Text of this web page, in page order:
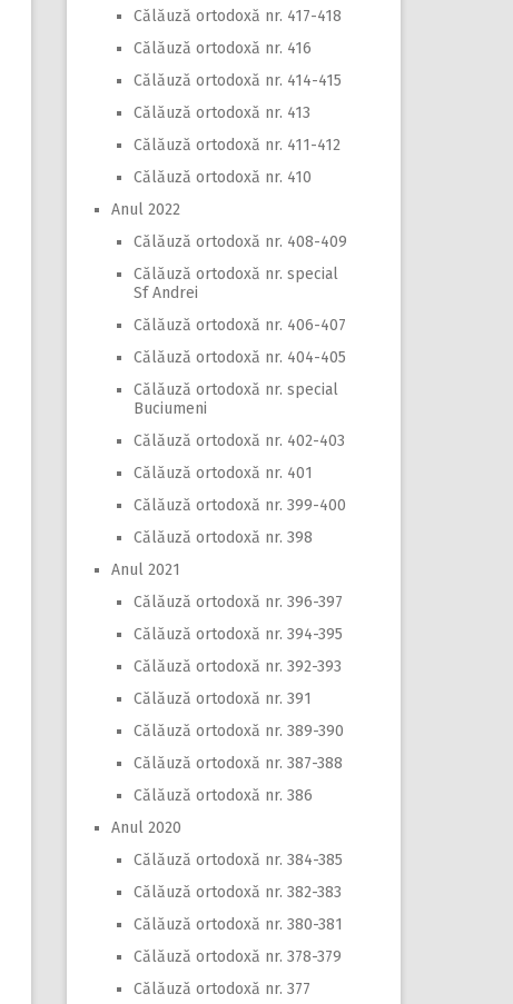
Călăuză ortodoxă nr. 417-418
Călăuză ortodoxă nr. 416
Călăuză ortodoxă nr. 414-415
Călăuză ortodoxă nr. 413
Călăuză ortodoxă nr. 411-412
Călăuză ortodoxă nr. 410
Anul 2022
Călăuză ortodoxă nr. 408-409
Călăuză ortodoxă nr. special
Sf Andrei
Călăuză ortodoxă nr. 406-407
Călăuză ortodoxă nr. 404-405
Călăuză ortodoxă nr. special
Buciumeni
Călăuză ortodoxă nr. 402-403
Călăuză ortodoxă nr. 401
Călăuză ortodoxă nr. 399-400
Călăuză ortodoxă nr. 398
Anul 2021
Călăuză ortodoxă nr. 396-397
Călăuză ortodoxă nr. 394-395
Călăuză ortodoxă nr. 392-393
Călăuză ortodoxă nr. 391
Călăuză ortodoxă nr. 389-390
Călăuză ortodoxă nr. 387-388
Călăuză ortodoxă nr. 386
Anul 2020
Călăuză ortodoxă nr. 384-385
Călăuză ortodoxă nr. 382-383
Călăuză ortodoxă nr. 380-381
Călăuză ortodoxă nr. 378-379
Călăuză ortodoxă nr. 377